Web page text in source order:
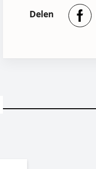
Delen